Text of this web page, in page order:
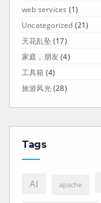
web services (1)
Uncategorized (21)
天花乱坠 (17)
家庭，朋友(4)
工具箱 (4)
旅游风光(28)
Tags
AI apache